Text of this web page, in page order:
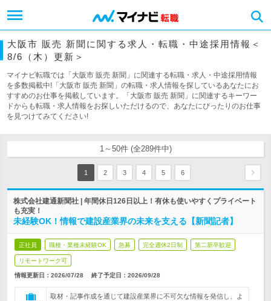
大阪市 販売 新聞に関する求人・転職・中途採用情報＜
8/6（木）更新＞
マイナビ転職では「大阪市 販売 新聞」に関連する転職・求人・中途採用情報
を多数掲載中!「大阪市 販売 新聞」の転職・求人情報を探しているあなたにお
すすめのお仕事を掲載しています。「大阪市 販売 新聞」に関連するキーワー
ドからも転職・求人情報をお探しいただけるので、あなたにぴったりのお仕事
を見つけてみてください!
1～50件 (全289件中)
1 2 3 4 5 6
株式会社建通新聞社 | 年間休日126日以上！有休も使いやすくプライベート
も充実！
未経験OK！情報で建設産業界の未来を支える【新聞記者】
正社員 職種・業種未経験OK 急募 完全週休2日制 第二新卒歓迎
リモートワーク可
情報更新日：2026/07/28 終了予定日： 2026/09/28
取材・記事作成を通じて建設産業界に不可欠な情報を発信し、よ